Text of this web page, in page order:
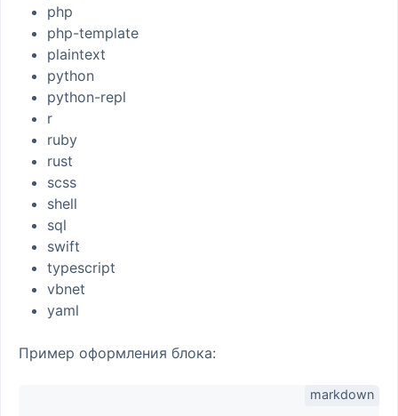
php
php-template
plaintext
python
python-repl
r
ruby
rust
scss
shell
sql
swift
typescript
vbnet
yaml
Пример оформления блока: